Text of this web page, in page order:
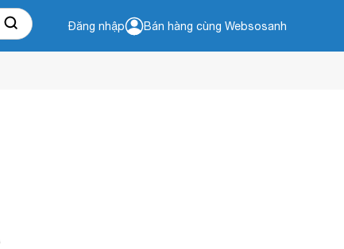
Đăng nhập Bán hàng cùng Websosanh